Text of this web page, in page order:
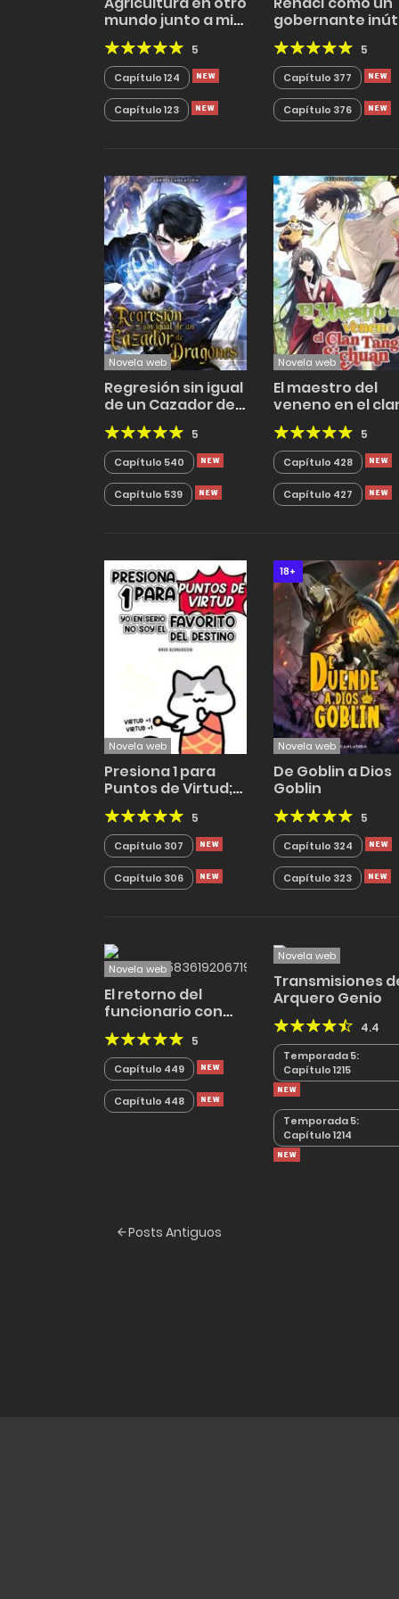
mundo junto a mi
ingenuo esposo
5
Capítulo 124
Capítulo 123
gobernante
y decadente
5
Capítulo 377
Capítulo 376
Novela web
Regresión sin igual
de un Cazador de
Dragones
5
Capítulo 540
Capítulo 539
Novela web
El maestro del
veneno en el
Tang Sichuan
5
Capítulo 428
Capítulo 427
Novela web
Presiona 1 para
Puntos de Virtud;
Yo en serio no soy
el Favorito del
Destino
5
Capítulo 307
Capítulo 306
18+
Novela web
De Goblin a Dios
Goblin
5
Capítulo 324
Capítulo 323
Novela web
El retorno del
funcionario con
rango de Dios
de la Espada5
Capítulo 449
Capítulo 448
Novela web
Transmisiones
Arquero Genio
4.4
Temporada 5:
Capítulo 1215
Temporada 5:
Capítulo 1214
Posts
Posts Antiguos